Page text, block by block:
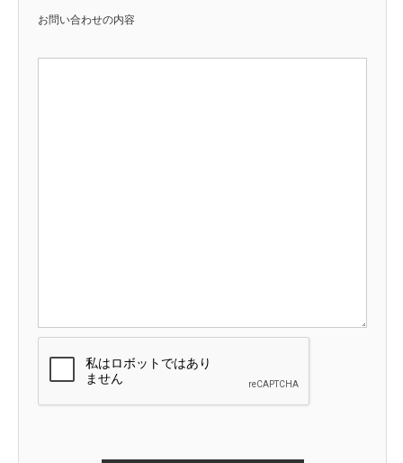
お問い合わせの内容